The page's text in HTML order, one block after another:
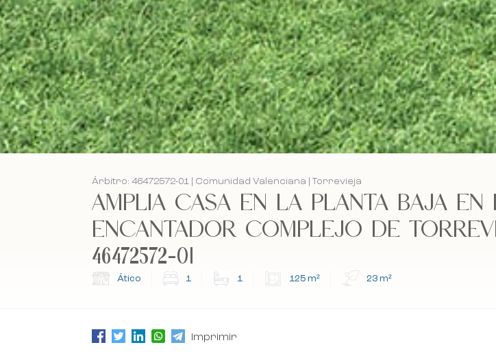
Árbitro: 46472572-01 | Comunidad Valenciana | Torrevieja
AMPLIA CASA EN LA PLANTA BAJA EN
ENCANTADOR COMPLEJO DE
46472572-01
Ático 1 1 125 m² 23 m²
Imprimir